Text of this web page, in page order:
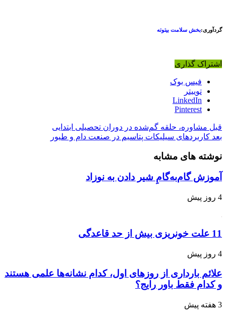
بخش سلامت بیتوته
گذاری
بوک
حلقه گم‌شده در دوران تحصیلی ابتدایی
سیلیکات پتاسیم در صنعت دام و طیور
های مشابه
گام‌به‌گامِ شیر دادن به نوزاد
بارداری از روزهای اول، کدام نشانه‌ها علمی هستند
فقط باور رایج؟